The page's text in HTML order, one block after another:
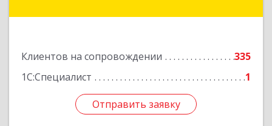
Клиентов на сопровождении
335
1С:Специалист
1
Отправить заявку
Отправить заявку